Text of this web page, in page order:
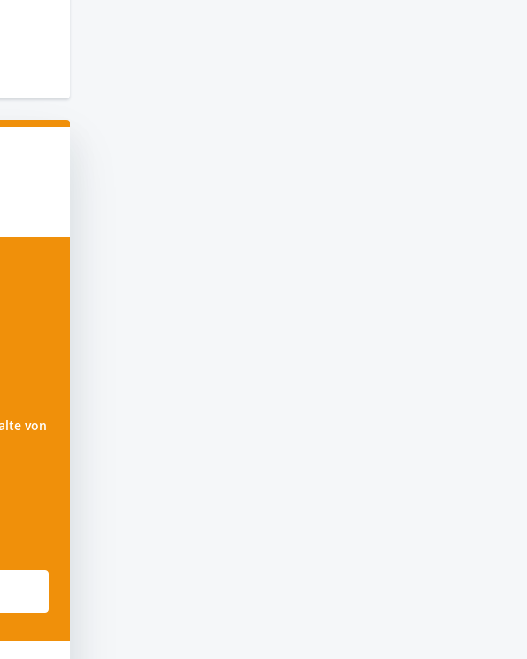
von